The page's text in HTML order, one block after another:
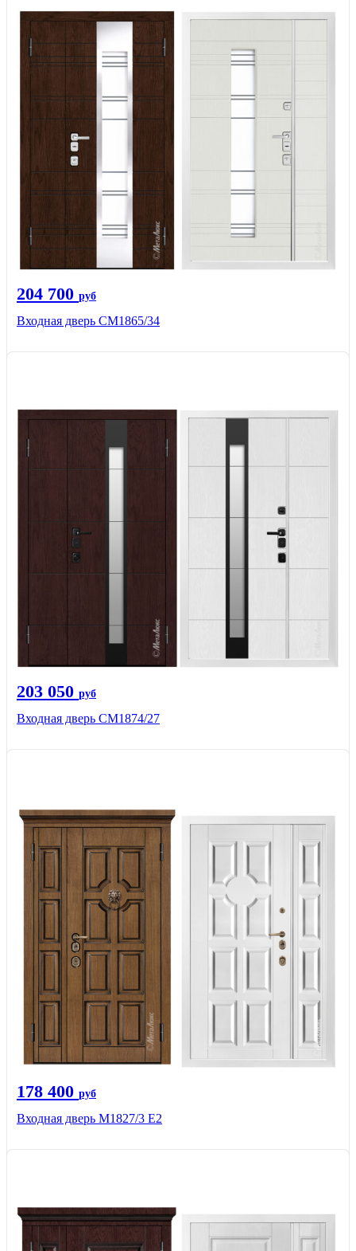
204 700 руб
Входная дверь СМ1865/34
203 050 руб
Входная дверь СМ1874/27
178 400 руб
Входная дверь М1827/3 Е2